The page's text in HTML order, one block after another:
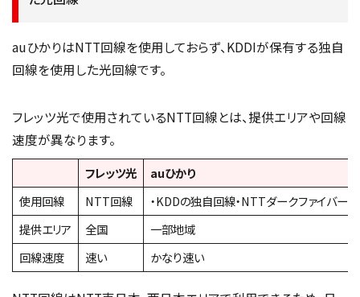
auひかりはNTT回線を使用しておらず、KDDIが保有する独自
回線を使用した光回線です。
フレッツ光で使用されているNTT回線とは、提供エリアや回線
速度が異なります。
フレッツ光
auひかり
使用回線
NTT回線
・KDDの独自回線・NTTダークファイバー
提供エリア
全国
一部地域
回線速度
速い かなり速い